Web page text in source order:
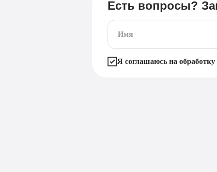
Есть вопросы?
Я соглашаюсь на